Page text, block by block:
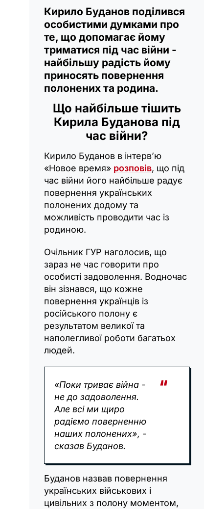
Кирило Буданов поділився
особистими думками про
те, що допомагає йому
триматися під час війни -
найбільшу радість йому
приносять повернення
полонених та родина.
Що найбільше тішить
Кирила Буданова під
час війни?
Кирило Буданов в інтерв’ю
«Новое время» розповів, що під
час війни його найбільше радує
повернення українських
полонених додому та
можливість проводити час із
родиною.
Очільник ГУР наголосив, що
зараз не час говорити про
особисті задоволення. Водночас
він зізнався, що кожне
повернення українців із
російського полону є
результатом великої та
наполегливої роботи багатьох
людей.
«Поки триває війна -
не до задоволення.
Але всі ми щиро
радіємо поверненню
наших полонених», -
сказав Буданов.
Буданов назвав повернення
українських військових і
цивільних з полону моментом,